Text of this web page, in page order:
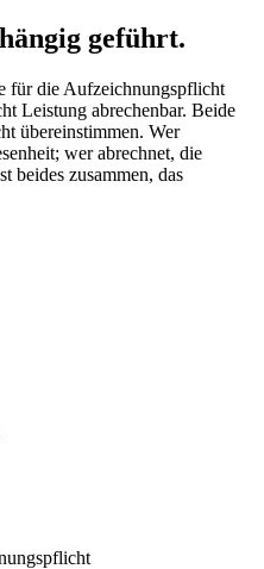
geführt.
für die Aufzeichnungspflicht
Leistung abrechenbar. Beide
übereinstimmen. Wer
wer abrechnet, die
beides zusammen, das